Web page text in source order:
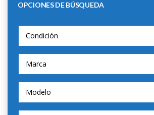
OPCIONES DE BÚSQUEDA
Condición
Marca
Modelo